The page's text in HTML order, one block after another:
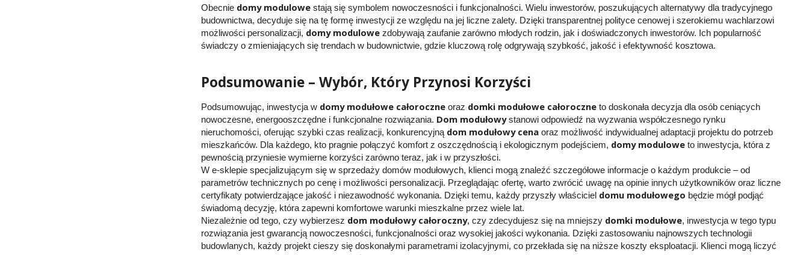
Obecnie domy modulowestają się symbolem nowoczesności i funkcjonalności. Wielu inwestorów, poszukujących alternatywy dla tradycyjnego
budownictwa, decyduje się na tę formę inwestycji ze względu na jej liczne zalety. Dzięki transparentnej polityce cenowej i szerokiemu wachlarzowi
możliwości personalizacji, domy modulowezdobywają zaufanie zarówno młodych rodzin, jak i doświadczonych inwestorów. Ich popularność
świadczy o zmieniających się trendach w budownictwie, gdzie kluczową rolę odgrywają szybkość, jakość i efektywność kosztowa.
Podsumowanie – Wybór, Który Przynosi Korzyści
Podsumowując, inwestycja w domy modułowe całoroczneoraz domki modułowe całoroczneto doskonała decyzja dla osób ceniących
nowoczesne, energooszczędne i funkcjonalne rozwiązania. Dom modułowystanowi odpowiedź na wyzwania współczesnego rynku
nieruchomości, oferując szybki czas realizacji, konkurencyjną dom modułowy cenaoraz możliwość indywidualnej adaptacji projektu do potrzeb
mieszkańców. Dla każdego, kto pragnie połączyć komfort z oszczędnością i ekologicznym podejściem, domy moduloweto inwestycja, która z
pewnością przyniesie wymierne korzyści zarówno teraz, jak i w przyszłości.
W e-sklepie specjalizującym się w sprzedaży domów modułowych, klienci mogą znaleźć szczegółowe informacje o każdym produkcie – od
parametrów technicznych po cenę i możliwości personalizacji. Przeglądając ofertę, warto zwrócić uwagę na opinie innych użytkowników oraz liczne
certyfikaty potwierdzające jakość i niezawodność wykonania. Dzięki temu, każdy przyszły właściciel domu modułowego będzie mógł podjąć
świadomą decyzję, która zapewni komfortowe warunki mieszkalne przez wiele lat.
Niezależnie od tego, czy wybierzesz dom modułowy całoroczny, czy zdecydujesz się na mniejszy domki modułowe, inwestycja w tego typu
rozwiązania jest gwarancją nowoczesności, funkcjonalności oraz wysokiej jakości wykonania. Dzięki zastosowaniu najnowszych technologii
budowlanych, każdy projekt cieszy się doskonałymi parametrami izolacyjnymi, co przekłada się na niższe koszty eksploatacji. Klienci mogą liczyć